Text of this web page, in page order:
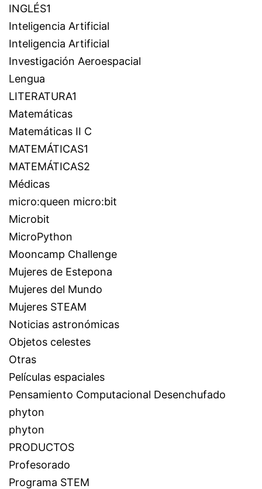
INGLÉS1
Inteligencia Artificial
Inteligencia Artificial
Investigación Aeroespacial
Lengua
LITERATURA1
Matemáticas
Matemáticas II C
MATEMÁTICAS1
MATEMÁTICAS2
Médicas
micro:queen micro:bit
Microbit
MicroPython
Mooncamp Challenge
Mujeres de Estepona
Mujeres del Mundo
Mujeres STEAM
Noticias astronómicas
Objetos celestes
Otras
Películas espaciales
Pensamiento Computacional Desenchufado
phyton
phyton
PRODUCTOS
Profesorado
Programa STEM